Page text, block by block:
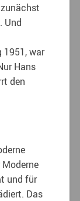
Und
1951, war
Hans
den
und für
Das